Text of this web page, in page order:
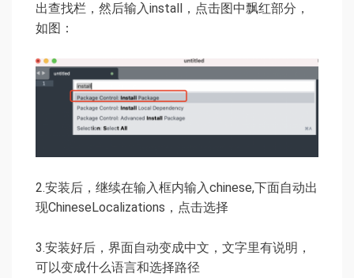
出查找栏，然后输入install，点击图中飘红部分，
如图：
2.安装后，继续在输入框内输入chinese,下面自动出
现ChineseLocalizations，点击选择
3.安装好后，界面自动变成中文，文字里有说明，
可以变成什么语言和选择路径